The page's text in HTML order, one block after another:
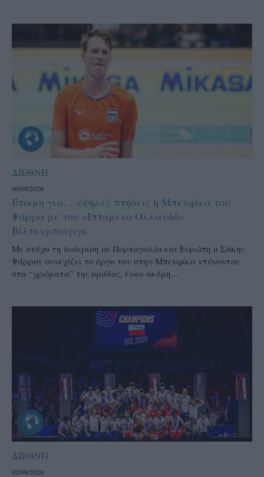
ΔΙΕΘΝΗ
06/08/2026
Έτοιμη για… υψηλές πτήσεις η Μπενφίκα του
Ψάρρα με τον «Ιπτάμενο Ολλανδό»
Βίλτενμπουργκ
Mε στόχο τη διάκριση σε Πορτογαλία και Ευρώπη ο Σάκης
Ψάρρας συνεχίζει το έργο του στην Μπενφίκα ντύνοντας
στα “χρώματα” της ομάδας, έναν ακόμη...
ΔΙΕΘΝΗ
02/08/2026